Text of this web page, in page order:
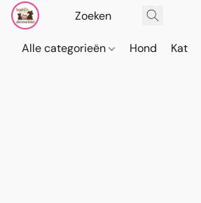
Alle categorieën Hond Kat